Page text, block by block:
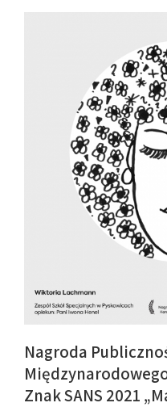
Nagroda
Znak SANS 2021